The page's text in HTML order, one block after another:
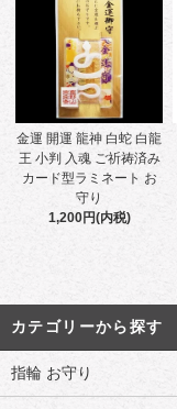
金運 開運 龍神 白蛇 白龍
王 小判 入魂 ご祈祷済み
カード型ラミネート お
守り
1,200円(内税)
カテゴリーから探す
指輪 お守り